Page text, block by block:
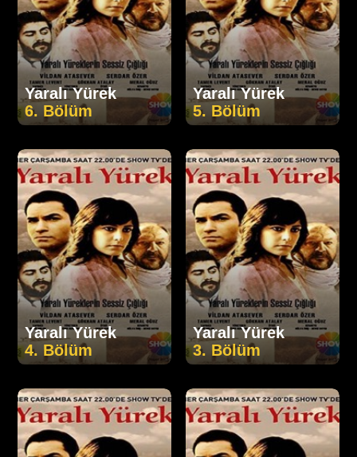
Yaralı Yürek
6. Bölüm
Yaralı Yürek
5. Bölüm
Yaralı Yürek
4. Bölüm
Yaralı Yürek
3. Bölüm